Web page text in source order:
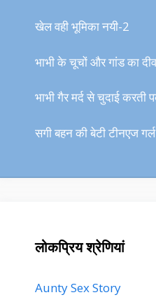
खेल वही भूमिका नयी-2
भाभी के चूचों और गांड का
भाभी गैर मर्द से चुदाई करती
सगी बहन की बेटी टीनएज
लोकप्रिय श्रेणियां
Aunty Sex Story